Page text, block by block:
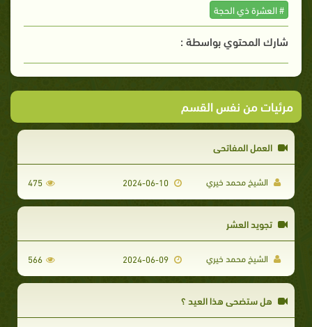
# العشرة ذي الحجة
شارك المحتوي بواسطة :
مرئيات من نفس القسم
العمل المفاتحي
الشيخ محمد خيري 2024-06-10
475
تجويد العشر
الشيخ محمد خيري 2024-06-09
566
هل ستضحي هذا العيد ؟